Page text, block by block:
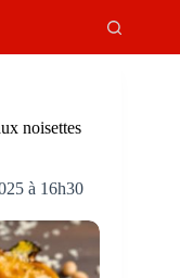
noisettes
à 16h30